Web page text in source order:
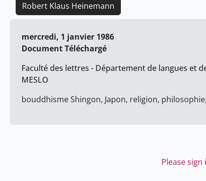
Robert Klaus Heinemann
mercredi, 1 janvier 1986
Document Téléchargé
Faculté des lettres - Département de langues et
MESLO
bouddhisme Shingon, Japon, religion,
Please